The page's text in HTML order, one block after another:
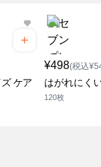
ケア
¥498(税込
はがれにく
120枚